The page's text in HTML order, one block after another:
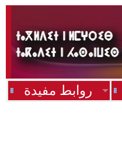
روابط مفيدة